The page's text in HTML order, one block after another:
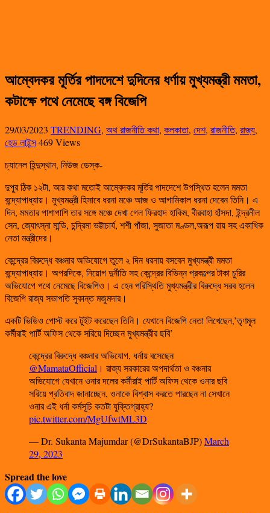
আম্বেদকর মূর্তির পাদদেশে দুদিনের ধর্ণায় মুখ্যমন্ত্রী মমতা,
কটাক্ষে পথে নেমেছে বঙ্গ বিজেপি
29/03/2023 TRENDING, অথ রাজনীতি কথা, কলকাতা, দেশ, রাজনীতি, রাজ্য,
হেড লাইন্স469 Views
চ্যানেল হিন্দুস্থান, নিউজ ডেস্ক-
দুপুর ঠিক ১২টা, আর কথা মতোই আম্বেদকর মূর্তির পাদদেশে উপস্থিত হলেন মমতা
বন্দ্যোপাধ্যায়। মুখ্যমন্ত্রী হিসাবে ধরনা মঞ্চে আজ ও আগামিকাল ধরনা দেবেন তিনি। এ
দিন, মমতার পাশাপাশি তার সঙ্গে মঞ্চে দেখা গেল ফিরহাদ হাকিম, বীরবাহা হাঁসদা, ইন্দ্রনীল
সেন, জ্যোৎস্না মান্ডি, চন্দ্রিমা ভট্টাচার্য, শশী পাঁজা, সুজাতা মণ্ডল,অরূপ রায় সহ একাধিক
নেতা মন্ত্রীদের।
কেন্দ্রের বিরুদ্ধে বঞ্চনার অভিযোগে তুলে ২ দিন ধরনায় বসবেন মুখ্যমন্ত্রী মমতা
বন্দ্যোপাধ্যায়। অপরদিকে, নিয়োগ দুর্নীতি সহ কেন্দ্রের বিভিন্ন প্রকল্পের টাকা চুরির
অভিযোগে পথে নেমেছে বিজেপিও। এ হেন পরিস্থিতি মুখ্যমন্ত্রীর বিরুদ্ধে সরব হলেন
বিজেপি রাজ্য সভাপতি সুকান্ত মজুমদার।
একটি ভিডিও পোস্ট করে টুইট করেছেন তিনি। যেখানে বিজেপি নেতা লিখেছেন,’তৃণমূল
কর্মীরাই পার্টি অফিস থেকে সরিয়ে দিচ্ছেন মুখ্যমন্ত্রীর ছবি’
কেন্দ্রের বিরুদ্ধে বঞ্চনার অভিযোগ, ধর্নায় বসেছেন
@MamataOfficial । রাজ্য সরকারের অপদার্থতা ও বঞ্চনার
অভিযোগে যেখানে ওনার দলের কর্মীরাই পার্টি অফিস থেকে ওনার ছবি
সরিয়ে প্রতিবাদ জানাচ্ছেন, ওনাকে বিশ্বাস করতে পারছেন না সেখানে
ওনার এই ধর্না কর্মসূচি কতটা যুক্তিগ্রাহ্য?
pic.twitter.com/MgUfwtML3D
— Dr. Sukanta Majumdar (@DrSukantaBJP)March
29, 2023
Spread the love